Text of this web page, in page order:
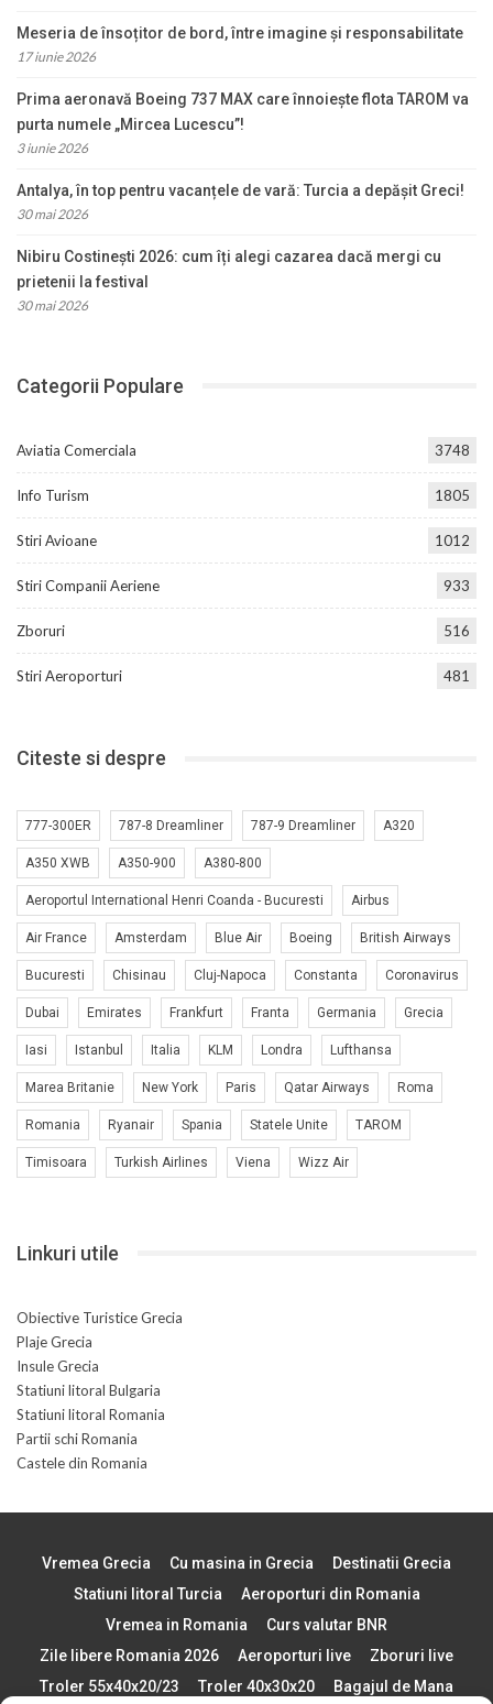
Meseria de însoțitor de bord, între imagine și responsabilitate
17 iunie 2026
Prima aeronavă Boeing 737 MAX care înnoiește flota TAROM va
purta numele „Mircea Lucescu”!
3 iunie 2026
Antalya, în top pentru vacanțele de vară: Turcia a depășit Greci!
30 mai 2026
Nibiru Costinești 2026: cum îți alegi cazarea dacă mergi cu
prietenii la festival
30 mai 2026
Categorii Populare
Aviatia Comerciala 3748
Info Turism 1805
Stiri Avioane 1012
Stiri Companii Aeriene 933
Zboruri 516
Stiri Aeroporturi 481
Citeste si despre
777-300ER 787-8 Dreamliner 787-9 Dreamliner A320
A350 XWB A350-900 A380-800
Aeroportul International Henri Coanda - Bucuresti Airbus
Air France Amsterdam Blue Air Boeing British Airways
Bucuresti Chisinau Cluj-Napoca Constanta Coronavirus
Dubai Emirates Frankfurt Franta Germania Grecia
Iasi Istanbul Italia KLM Londra Lufthansa
Marea Britanie New York Paris Qatar Airways Roma
Romania Ryanair Spania Statele Unite TAROM
Timisoara Turkish Airlines Viena Wizz Air
Linkuri utile
Obiective Turistice Grecia
Plaje Grecia
Insule Grecia
Statiuni litoral Bulgaria
Statiuni litoral Romania
Partii schi Romania
Castele din Romania
Vremea Grecia Cu masina in Grecia
Destinatii Grecia
Statiuni litoral Turcia
Aeroporturi din Romania
Vremea in Romania
Curs valutar BNR
Zile libere Romania 2026
Aeroporturi live
Zboruri live
Troler 55x40x20/23
Troler 40x30x20 Bagajul de Mana